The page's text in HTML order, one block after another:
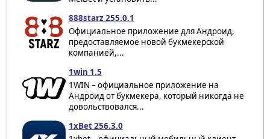
888starz 255.0.1
Официальное приложение для Андроид,
предоставляемое новой букмекерской
компанией,...
1win 1.5
1WIN – официальное приложение на
Андроид от букмекера, который никогда не
довольствовался...
1xBet 256.3.0